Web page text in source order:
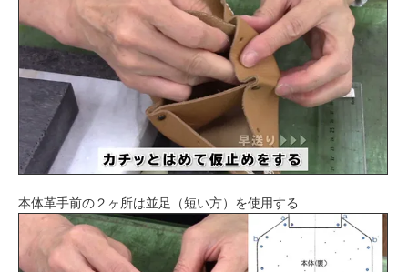
本体革手前の２ヶ所は並足（短い方）を使用する